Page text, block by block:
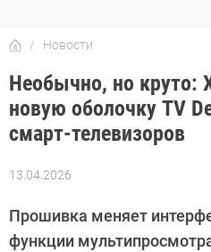
Новости
Необычно, но круто:
новую оболочку TV
смарт-телевизоров
13.04.2026
Автор:
Довлатова
Прошивка меняет
функции